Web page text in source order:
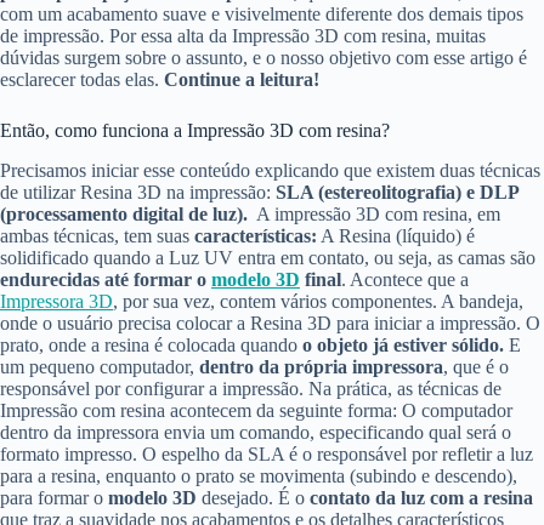
com um acabamento suave e visivelmente diferente dos demais tipos
de impressão. Por essa alta da Impressão 3D com resina, muitas
dúvidas surgem sobre o assunto, e o nosso objetivo com esse artigo é
esclarecer todas elas. Continue a leitura!
Então, como funciona a Impressão 3D com resina?
Precisamos iniciar esse conteúdo explicando que existem duas técnicas
de utilizar Resina 3D na impressão: SLA (estereolitografia) e DLP
(processamento digital de luz). A impressão 3D com resina, em
ambas técnicas, tem suas características: A Resina (líquido) é
solidificado quando a Luz UV entra em contato, ou seja, as camas são
endurecidas até formar o modelo 3D final. Acontece que a
Impressora 3D, por sua vez, contem vários componentes. A bandeja,
onde o usuário precisa colocar a Resina 3D para iniciar a impressão. O
prato, onde a resina é colocada quando o objeto já estiver sólido. E
um pequeno computador, dentro da própria impressora, que é o
responsável por configurar a impressão. Na prática, as técnicas de
Impressão com resina acontecem da seguinte forma: O computador
dentro da impressora envia um comando, especificando qual será o
formato impresso. O espelho da SLA é o responsável por refletir a luz
para a resina, enquanto o prato se movimenta (subindo e descendo),
para formar o modelo 3D desejado. É o contato da luz com a resina
que traz a suavidade nos acabamentos e os detalhes característicos